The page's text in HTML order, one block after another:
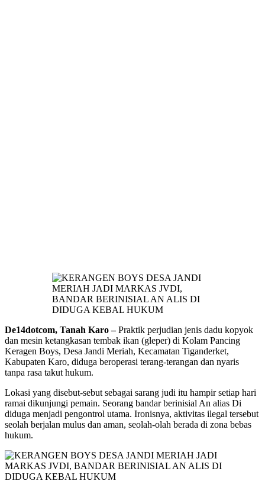
De14dotcom, Tanah Karo –Praktik perjudian jenis dadu kopyok
dan mesin ketangkasan tembak ikan (gleper) di Kolam Pancing
Keragen Boys, Desa Jandi Meriah, Kecamatan Tiganderket,
Kabupaten Karo, diduga beroperasi terang-terangan dan nyaris
tanpa rasa takut hukum.
Lokasi yang disebut-sebut sebagai sarang judi itu hampir setiap hari
ramai dikunjungi pemain. Seorang bandar berinisial An alias Di
diduga menjadi pengontrol utama. Ironisnya, aktivitas ilegal tersebut
seolah berjalan mulus dan aman, seolah-olah berada di zona bebas
hukum.